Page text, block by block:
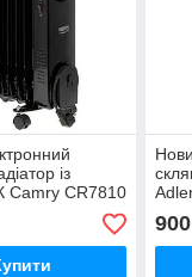
із
Camry CR7810
900